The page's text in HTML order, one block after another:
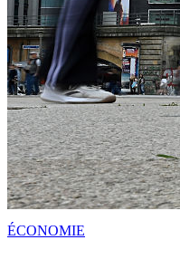
ÉCONOMIE